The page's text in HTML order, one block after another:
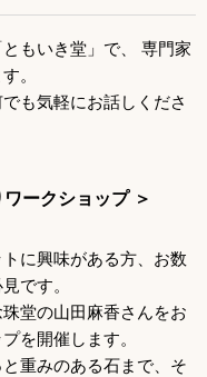
もいき堂」で、 専門家
。
も気軽にお話しくださ
ークショップ ＞
に興味がある方、お数
です。
堂の山田麻香さんをお
を開催します。
重みのある石まで、そ